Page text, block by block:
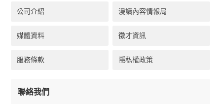
公司介紹 漫讀內容情報局
媒體資料 徵才資訊
服務條款 隱私權政策
聯絡我們